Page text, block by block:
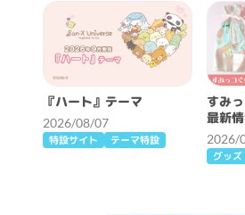
『ハート』テーマ
2026/08/07
特設サイト テーマ特設
すみ
最新
2026/
グッズ